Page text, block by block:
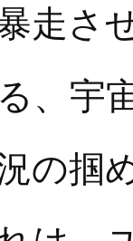
走さ
、宇
の掴